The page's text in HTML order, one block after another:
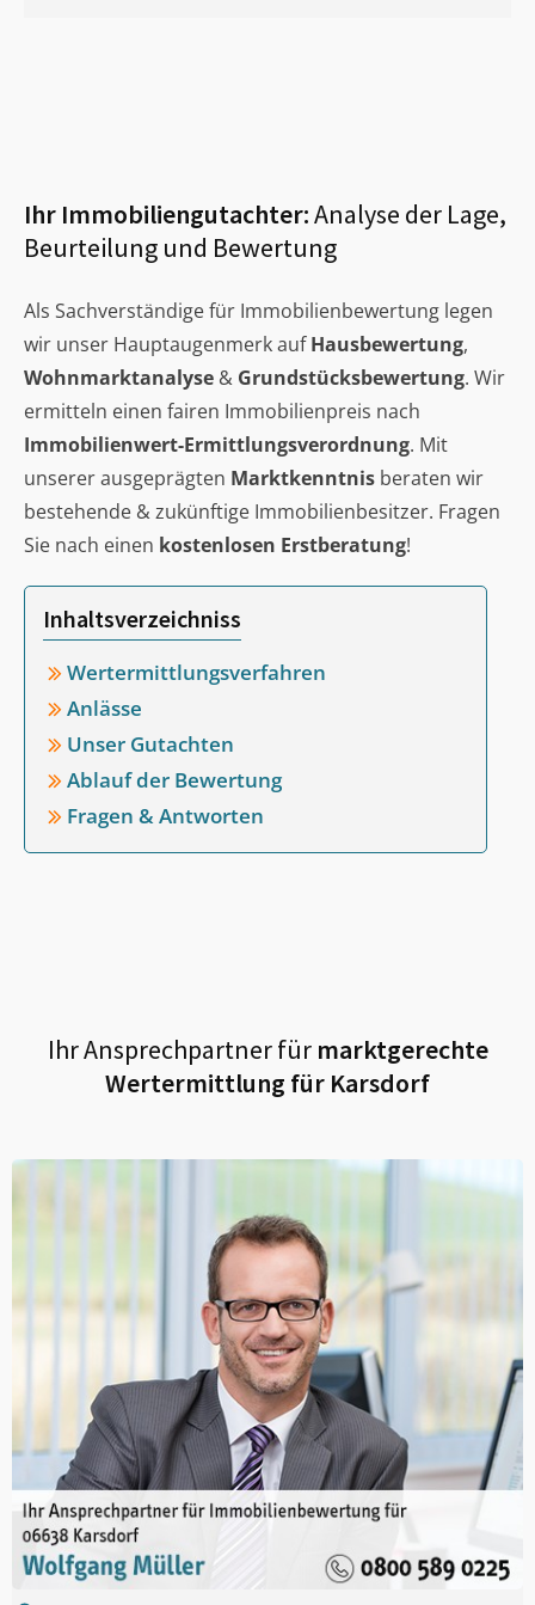
Ihr Immobiliengutachter:Analyse der Lage,
Beurteilung und Bewertung
Als Sachverständige für Immobilienbewertung legen
wir unser Hauptaugenmerk aufHausbewertung,
Wohnmarktanalyse & Grundstücksbewertung. Wir
ermitteln einen fairen Immobilienpreis nach
Immobilienwert-Ermittlungsverordnung. Mit
unserer ausgeprägten Marktkenntnis beraten wir
bestehende & zukünftige Immobilienbesitzer. Fragen
Sie nach einen kostenlosen Erstberatung!
Inhaltsverzeichniss
Wertermittlungsverfahren
Anlässe
Unser Gutachten
Ablauf der Bewertung
Fragen & Antworten
Ihr Ansprechpartner fürmarktgerechte
Wertermittlung für Karsdorf